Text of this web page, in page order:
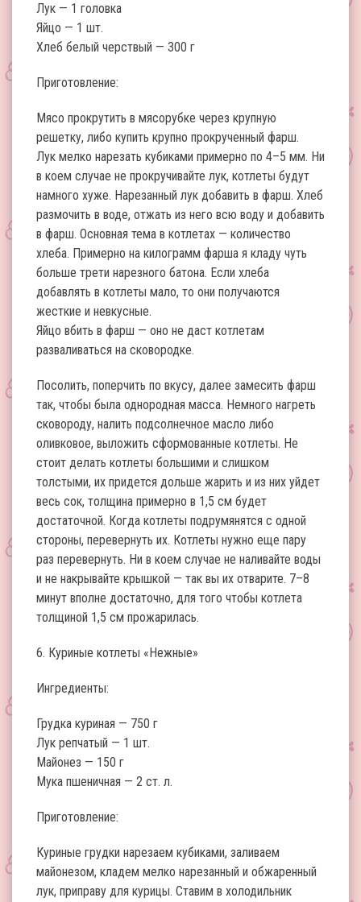
Лук — 1 головка
Яйцо — 1 шт.
Хлеб белый черствый — 300 г
Приготовление:
Мясо прокрутить в мясорубке через крупную
решетку, либо купить крупно прокрученный фарш.
Лук мелко нарезать кубиками примерно по 4–5 мм. Ни
в коем случае не прокручивайте лук, котлеты будут
намного хуже. Нарезанный лук добавить в фарш. Хлеб
размочить в воде, отжать из него всю воду и добавить
в фарш. Основная тема в котлетах — количество
хлеба. Примерно на килограмм фарша я кладу чуть
больше трети нарезного батона. Если хлеба
добавлять в котлеты мало, то они получаются
жесткие и невкусные.
Яйцо вбить в фарш — оно не даст котлетам
разваливаться на сковородке.
Посолить, поперчить по вкусу, далее замесить фарш
так, чтобы была однородная масса. Немного нагреть
сковороду, налить подсолнечное масло либо
оливковое, выложить сформованные котлеты. Не
стоит делать котлеты большими и слишком
толстыми, их придется дольше жарить и из них уйдет
весь сок, толщина примерно в 1,5 см будет
достаточной. Когда котлеты подрумянятся с одной
стороны, перевернуть их. Котлеты нужно еще пару
раз перевернуть. Ни в коем случае не наливайте воды
и не накрывайте крышкой — так вы их отварите. 7–8
минут вполне достаточно, для того чтобы котлета
толщиной 1,5 см прожарилась.
6. Куриные котлеты «Нежные»
Ингредиенты:
Грудка куриная — 750 г
Лук репчатый — 1 шт.
Майонез — 150 г
Мука пшеничная — 2 ст. л.
Приготовление:
Куриные грудки нарезаем кубиками, заливаем
майонезом, кладем мелко нарезанный и обжаренный
лук, приправу для курицы. Ставим в холодильник